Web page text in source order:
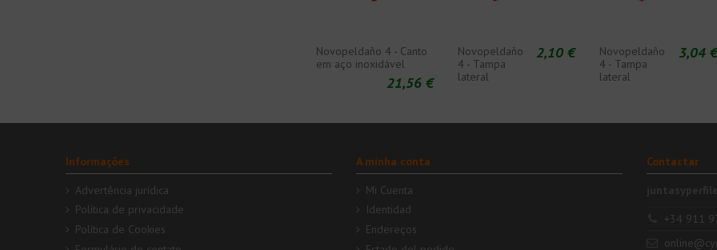
Novopeldaño 4 - Canto
em aço inoxidável
21,56 €
Novopeldaño
4 - Tampa
lateral
2,10 €
Novopeldaño
4 - Tampa
lateral
3,04 €
Informações
Advertência jurídica
Política de privacidade
Política de Cookies
A minha conta
Mi Cuenta
Identidad
Endereços
Contactar
+34 911